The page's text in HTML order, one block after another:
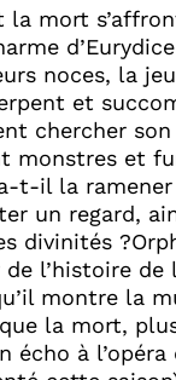
la mort
noces, la
et
chercher
monstres et
t-il la ramener
un regard,
divinités
l’histoire de
montre la
la mort,
écho à